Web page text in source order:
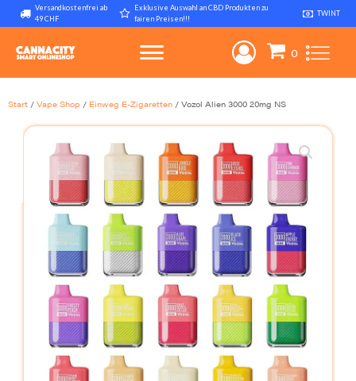
Versandkostenfrei ab
49 CHF
Exklusive Auswahl an CBD Produkten zu
fairen Preisen!!!
TWINT
Start / Vape Shop / Einweg E-Zigaretten / Vozol Alien 3000 20mg NS